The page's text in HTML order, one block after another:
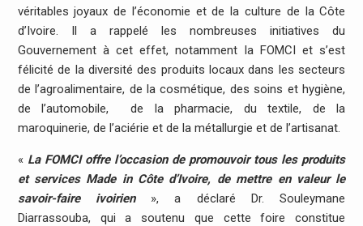
véritables joyaux de l’économie et de la culture de la Côte
d’Ivoire. Il a rappelé les nombreuses initiatives du
Gouvernement à cet effet, notamment la FOMCI et s’est
félicité de la diversité des produits locaux dans les secteurs
de l’agroalimentaire, de la cosmétique, des soins et hygiène,
de l’automobile, de la pharmacie, du textile, de la
maroquinerie, de l’aciérie et de la métallurgie et de l’artisanat.
« La FOMCI offre l’occasion de promouvoir tous les produits
et services Made in Côte d’Ivoire, de mettre en valeur le
savoir-faire ivoirien », a déclaré Dr. Souleymane
Diarrassouba, qui a soutenu que cette foire constitue